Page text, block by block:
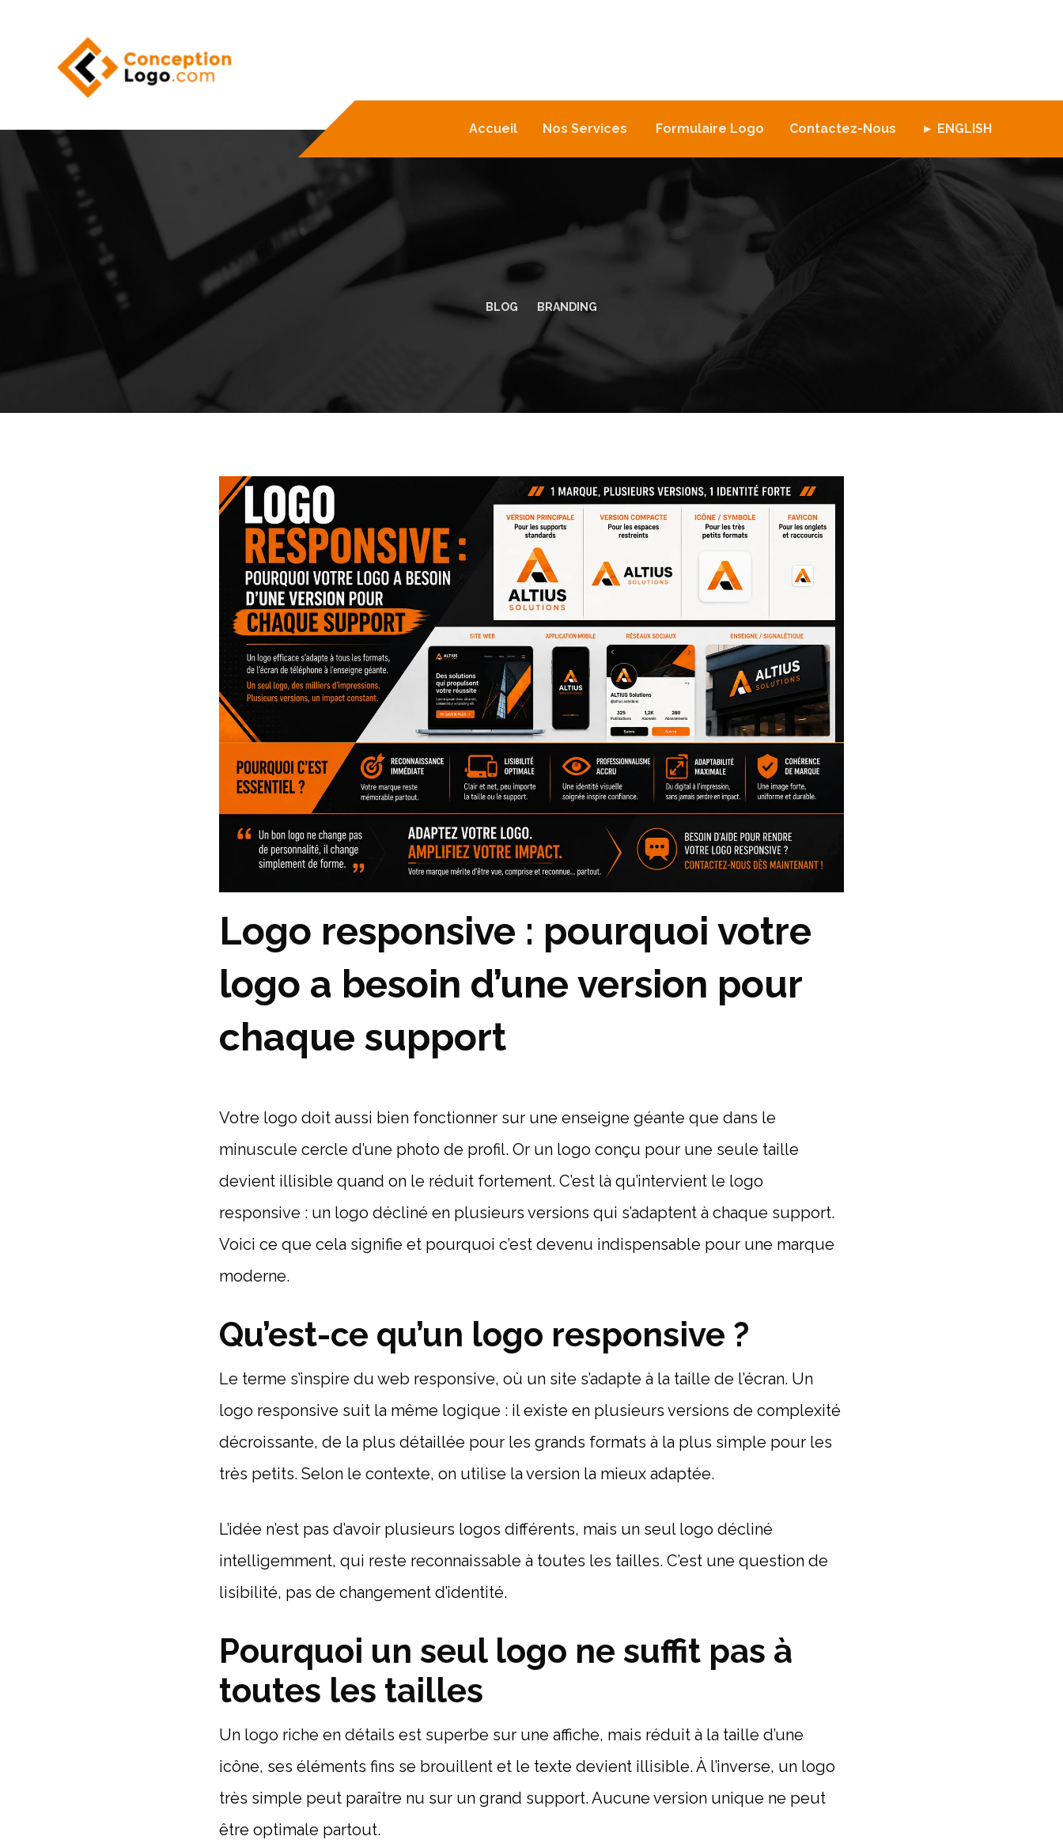
Accueil Nos Services Formulaire Logo Contactez-Nous ► ENGLISH
BLOG BRANDING
Logo responsive : pourquoi votre
logo a besoin d’une version pour
chaque support
Votre logo doit aussi bien fonctionner sur une enseigne géante que dans le
minuscule cercle d’une photo de profil. Or un logo conçu pour une seule taille
devient illisible quand on le réduit fortement. C’est là qu’intervient le logo
responsive : un logo décliné en plusieurs versions qui s’adaptent à chaque support.
Voici ce que cela signifie et pourquoi c’est devenu indispensable pour une marque
moderne.
Qu’est-ce qu’un logo responsive ?
Le terme s’inspire du web responsive, où un site s’adapte à la taille de l’écran. Un
logo responsive suit la même logique : il existe en plusieurs versions de complexité
décroissante, de la plus détaillée pour les grands formats à la plus simple pour les
très petits. Selon le contexte, on utilise la version la mieux adaptée.
L’idée n’est pas d’avoir plusieurs logos différents, mais un seul logo décliné
intelligemment, qui reste reconnaissable à toutes les tailles. C’est une question de
lisibilité, pas de changement d’identité.
Pourquoi un seul logo ne suffit pas à
toutes les tailles
Un logo riche en détails est superbe sur une affiche, mais réduit à la taille d’une
icône, ses éléments fins se brouillent et le texte devient illisible. À l’inverse, un logo
très simple peut paraître nu sur un grand support. Aucune version unique ne peut
être optimale partout.